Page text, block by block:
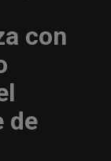
con
de